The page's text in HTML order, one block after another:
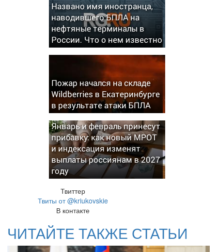
Названо имя иностранца,
наводившего БПЛА на
нефтяные терминалы в
России. Что о нем известно
Пожар начался на складе
Wildberries в Екатеринбурге
в результате атаки БПЛА
Январь и февраль принесут
прибавку: как новый МРОТ
и индексация изменят
выплаты россиянам в 2027
году
Твиттер
Твиты от @kriukovskie
В контакте
ЧИТАЙТЕ ТАКЖЕ СТАТЬИ